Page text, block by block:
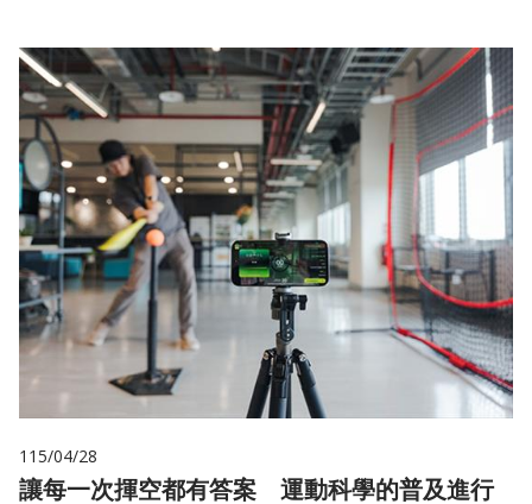
115/04/28
讓每一次揮空都有答案 運動科學的普及進行